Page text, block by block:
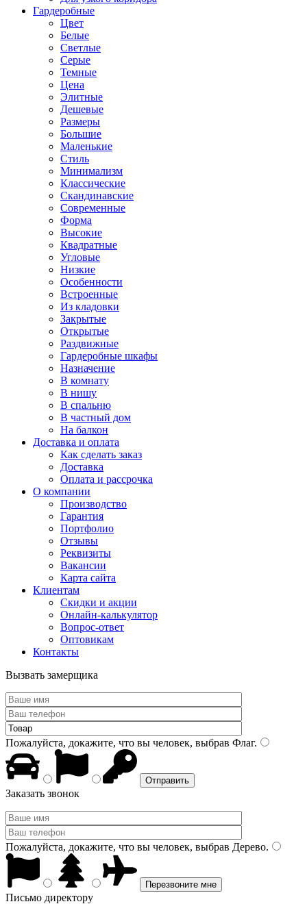
Гардеробные
Цвет
Белые
Светлые
Серые
Темные
Цена
Элитные
Дешевые
Размеры
Большие
Маленькие
Стиль
Минимализм
Классические
Скандинавские
Современные
Форма
Высокие
Квадратные
Угловые
Низкие
Особенности
Встроенные
Из кладовки
Закрытые
Открытые
Раздвижные
Гардеробные шкафы
Назначение
В комнату
В нишу
В спальню
В частный дом
На балкон
Доставка и оплата
Как сделать заказ
Доставка
Оплата и рассрочка
О компании
Производство
Гарантия
Портфолио
Отзывы
Реквизиты
Вакансии
Карта сайта
Клиентам
Скидки и акции
Онлайн-калькулятор
Вопрос-ответ
Оптовикам
Контакты
Вызвать замерщика
Пожалуйста, докажите, что вы человек, выбрав Флаг.
Заказать звонок
Пожалуйста, докажите, что вы человек, выбрав Дерево.
Письмо директору